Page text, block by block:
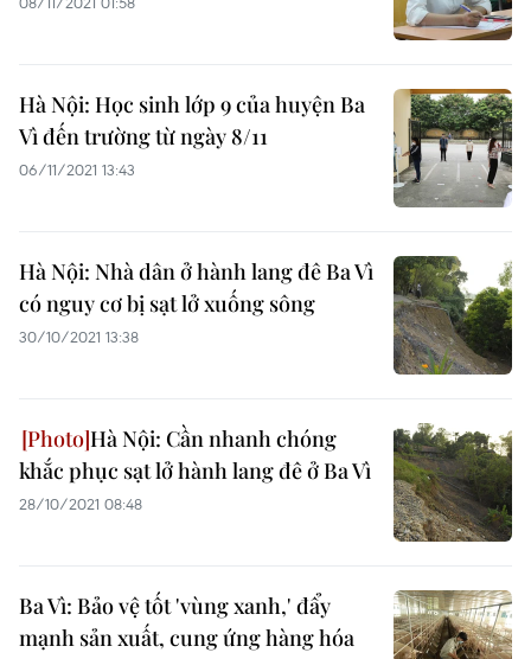
Hà Nội: Học sinh lớp 9 của huyện Ba
Vì đến trường từ ngày 8/11
06/11/2021 13:43
Hà Nội: Nhà dân ở hành lang đê Ba Vì
có nguy cơ bị sạt lở xuống sông
30/10/2021 13:38
Hà Nội: Cần nhanh chóng
khắc phục sạt lở hành lang đê ở Ba Vì
28/10/2021 08:48
Ba Vì: Bảo vệ tốt 'vùng xanh,' đẩy
mạnh sản xuất, cung ứng hàng hóa